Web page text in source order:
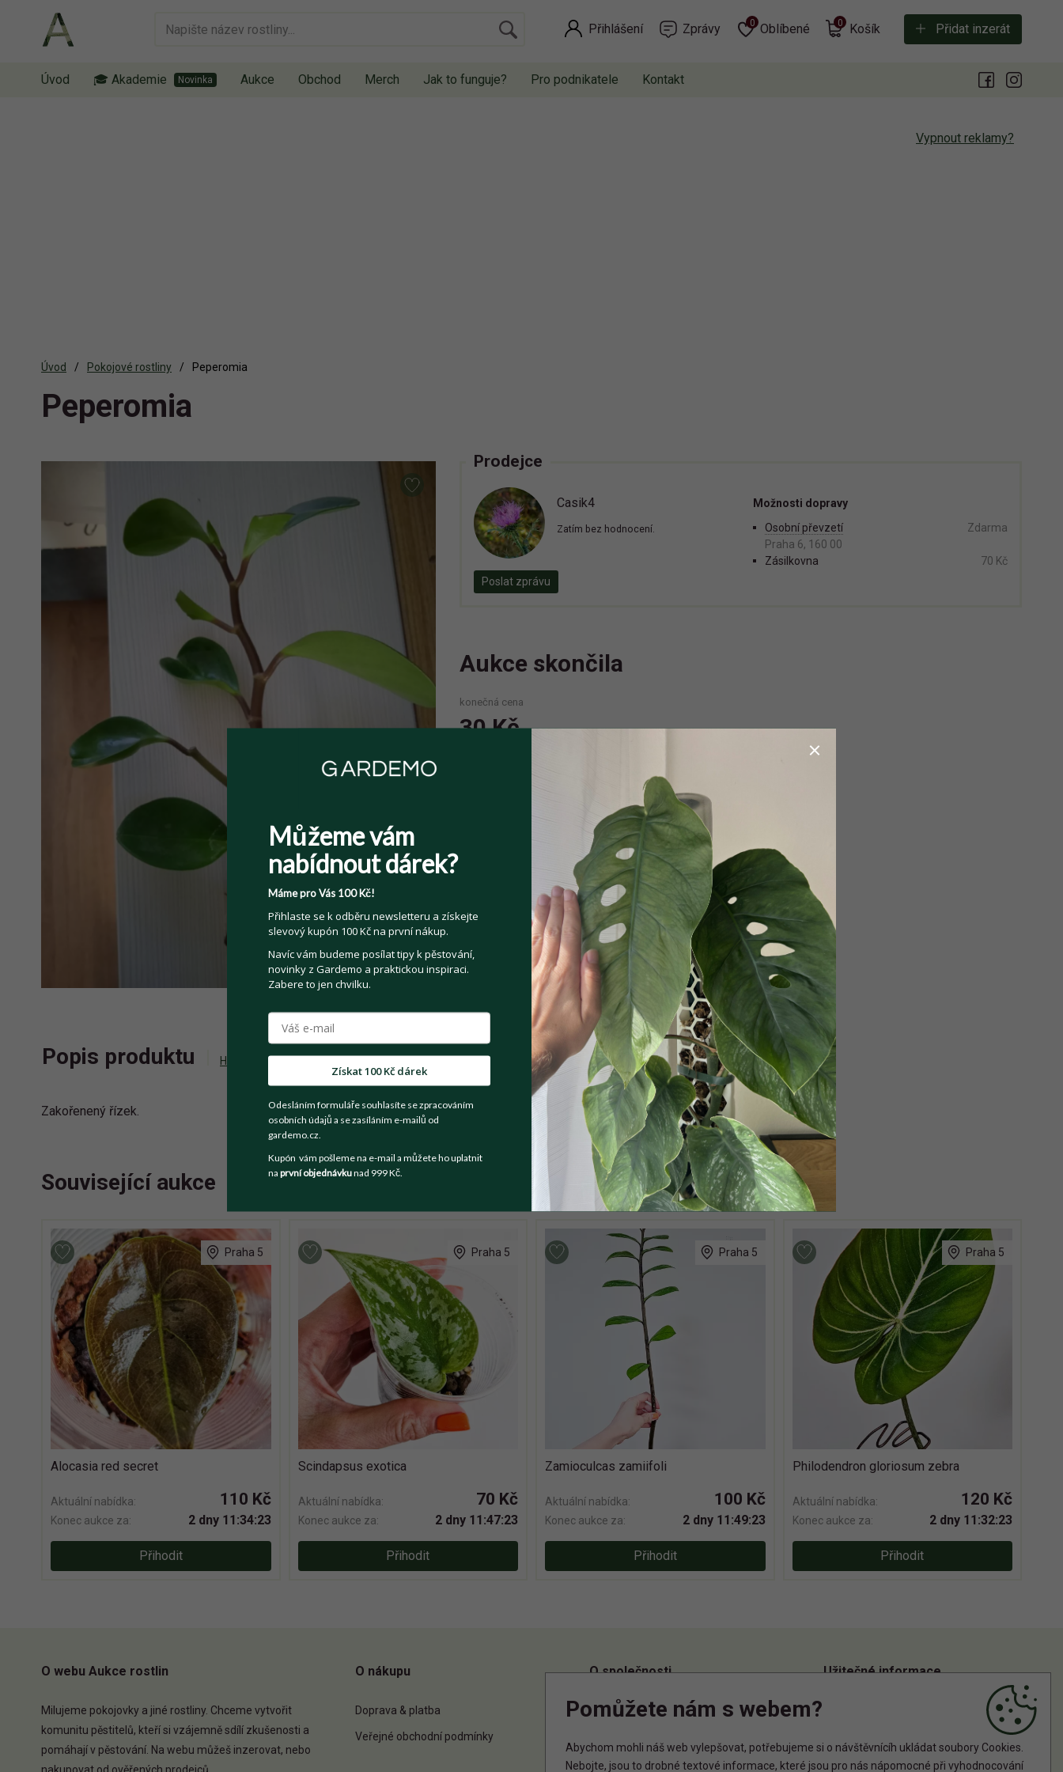
Přihlášení Zprávy Oblíbené
0 Košík
0 Přidat inzerát
Úvod 🎓 Akademie Aukce Obchod Merch Jak to funguje? Pro podnikatele Kontakt
Vypnout reklamy?
Úvod Pokojové rostliny Peperomia
Peperomia
Prodejce
Casik4
Zatím bez hodnocení.
Poslat zprávu
Možnosti dopravy
Osobní převzetí
Praha 6, 160 00
Zdarma
Zásilkovna 70 Kč
Aukce skončila
konečná cena
30 Kč
Twitter Email
Kategorie: Pokojové rostliny
Popis produktu Historie příhozů Zeptat se prodejce
Zakořenený řízek.
Související aukce
Praha 5
Alocasia red secret
Aktuální nabídka: 110 Kč
Konec aukce za: 2 dny 11:34:22
Přihodit
Praha 5
Scindapsus exotica
Aktuální nabídka: 70 Kč
Konec aukce za: 2 dny 11:47:22
Přihodit
Praha 5
Zamioculcas zamiifoli
Aktuální nabídka: 100 Kč
Konec aukce za: 2 dny 11:49:22
Přihodit
Praha 5
Philodendron gloriosum zebra
Aktuální nabídka: 120 Kč
Konec aukce za: 2 dny 11:32:22
Přihodit
O webu Aukce rostlin
Milujeme pokojovky a jiné rostliny. Chceme vytvořit
komunitu pěstitelů, kteří si vzájemně sdílí zkušenosti a
pomáhají v pěstování. Na webu můžeš inzerovat, nebo
nakupovat od ověřených prodejců.
O nákupu
Doprava & platba
Veřejné obchodní podmínky
O společnosti
O nás
Užitečné informace
Informace o zpracování osobních údajů
Pomůžete nám s webem?
Abychom mohli náš web vylepšovat, potřebujeme si o návštěvnícíh ukládat soubory Cookies.
Nebojte, jsou to drobné textové informace, které jsou pro nás nápomocné při vyhodnocování
Můžeme vám
nabídnout dárek?
Máme pro Vás 100 Kč!
Přihlaste se k odběru newsletteru a získejte
slevový kupón 100 Kč na první nákup.
Navíc vám budeme posílat tipy k pěstování,
novinky z Gardemo a praktickou inspiraci.
Zabere to jen chvilku.
Získat 100 Kč dárek
Odesláním formuláře souhlasíte se zpracováním
osobních údajů a se zasíláním e-mailů od
gardemo.cz.
Kupón vám pošleme na e-mail a můžete ho uplatnit
na první objednávkunad 999 Kč.